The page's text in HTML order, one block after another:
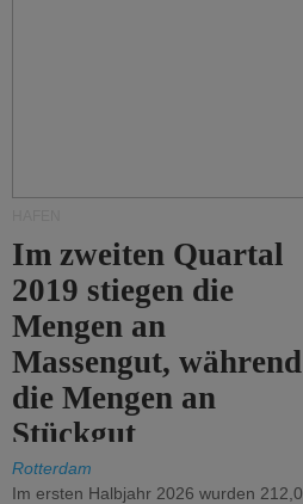
Im zweiten Quartal
2019 stiegen die
Mengen an
Massengut, während
die Mengen an
Stückgut
zurückgingen.
Rotterdam
Im ersten Halbjahr 2026 wurden 212,0